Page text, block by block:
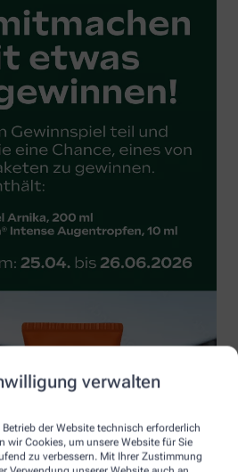
verwalten
der Website technisch erforderlich
wir Cookies, um unsere Website für Sie
zu verbessern. Mit Ihrer Zustimmung